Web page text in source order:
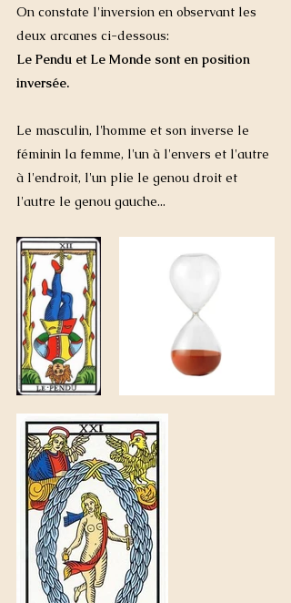
On constate l'inversion en observant les
deux arcanes ci-dessous:
Le Pendu et Le Monde sont en position
inversée.
Le masculin, l'homme et son inverse le
féminin la femme, l'un à l'envers et l'autre
à l'endroit, l'un plie le genou droit et
l'autre le genou gauche...